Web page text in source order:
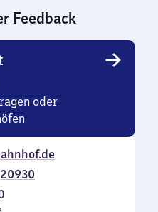
Feedback
oder